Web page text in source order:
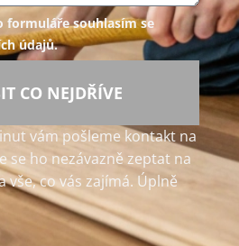
formuláře souhlasím se
údajů.
CO NEJDŘÍVE
vám pošleme kontakt na
se ho nezávazně zeptat na
vše, co vás zajímá. Úplně